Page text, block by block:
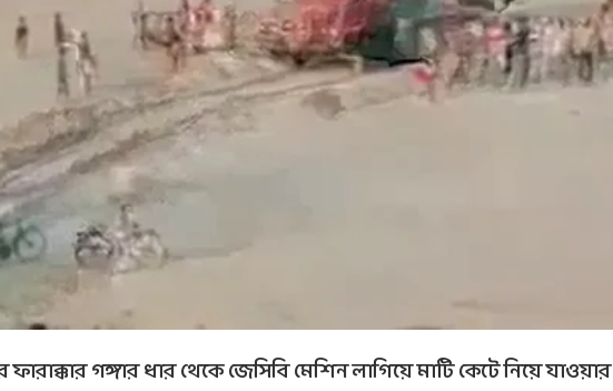
ফারাক্কার গঙ্গার ধার থেকে জেসিবি মেশিন লাগিয়ে মাটি কেটে নিয়ে যাওয়ার